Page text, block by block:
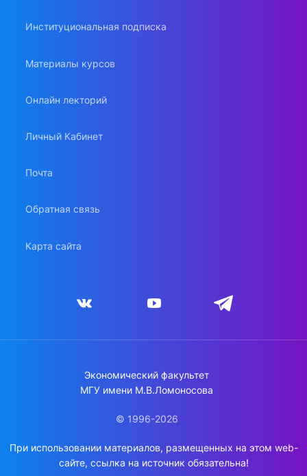
Институциональная подписка
Материалы курсов
Онлайн лекторий
Личный Кабинет
Почта
Обратная связь
Карта сайта
Экономический факультет
МГУ имени М.В.Ломоносова
© 1996-2026
При использовании материалов, размещенных на этом web-
сайте, ссылка на источник обязательна!